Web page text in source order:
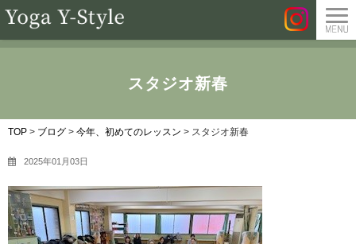
スタジオ新春
TOP > ブログ > 今年、初めてのレッスン > スタジオ新春
2025年01月03日